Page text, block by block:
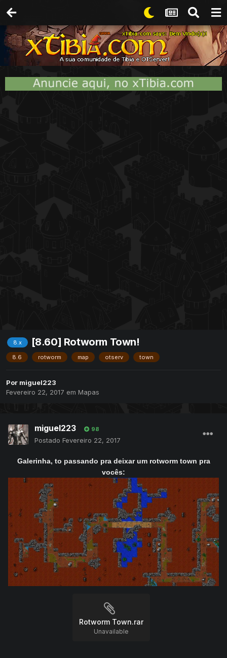
8.x [8.60] Rotworm Town!
8.6 rotworm map otserv town
Por miguel223
Fevereiro 22, 2017 em Mapas
miguel223 98
Postado Fevereiro 22, 2017
Galerinha, to passando pra deixar um rotworm town pra
vocês:
Rotworm Town.rar
Unavailable